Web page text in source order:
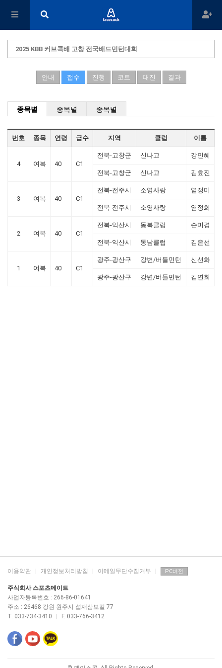
2025 KBB 커브콕배 고창 전국배드민턴대회
안내 접수 진행 코트 대진 결과
종목별 종목별 종목별
번호 종목 연령 급수 지역 클럽 이름
4 여복 40 C1
전북-고창군 신나고 강인혜
전북-고창군 신나고 김효진
3 여복 40 C1
전북-전주시 소영사랑 염정미
전북-전주시 소영사랑 염정희
2 여복 40 C1
전북-익산시 동북클럽 손미경
전북-익산시 동남클럽 김은선
1 여복 40 C1
광주-광산구 강변/버들민턴 신선화
광주-광산구 강변/버들민턴 김연희
이용약관 개인정보처리방침 이메일무단수집거부 PC버전
주식회사 스포츠메이트
사업자등록번호 : 266-86-01641
주소 : 26468 강원 원주시 섭재삼보길 77
T. 033-734-3410
F. 033-766-3412